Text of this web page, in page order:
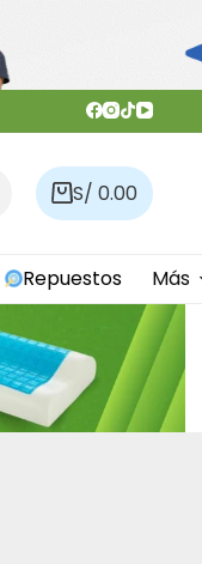
Carro
compra
S/ 0.00
Repuestos Más